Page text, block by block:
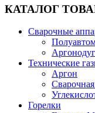
КАТАЛОГ
Сварочные
Технические
Аргон
Горелки